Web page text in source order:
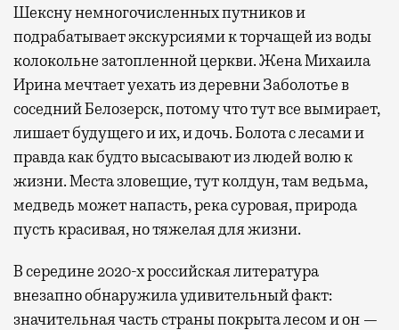
Шексну немногочисленных путников и
подрабатывает экскурсиями к торчащей из воды
колокольне затопленной церкви. Жена Михаила
Ирина мечтает уехать из деревни Заболотье в
соседний Белозерск, потому что тут все вымирает,
лишает будущего и их, и дочь. Болота с лесами и
правда как будто высасывают из людей волю к
жизни. Места зловещие, тут колдун, там ведьма,
медведь может напасть, река суровая, природа
пусть красивая, но тяжелая для жизни.
В середине 2020-х российская литература
внезапно обнаружила удивительный факт:
значительная часть страны покрыта лесом и он —